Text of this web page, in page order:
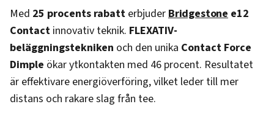
Med 25 procents rabatt erbjuderBridgestone e12
Contact innovativ teknik. FLEXATIV-
beläggningstekniken och den unika Contact Force
Dimple ökar ytkontakten med 46 procent. Resultatet
är effektivare energiöverföring, vilket leder till mer
distans och rakare slag från tee.